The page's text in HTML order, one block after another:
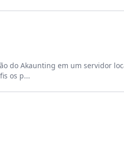
Akaunting em um servidor
os p...